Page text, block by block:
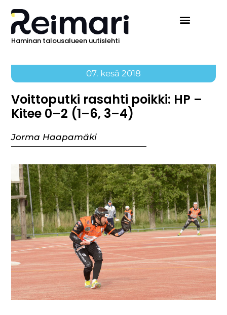
Haminan talousalueen uutislehti
07. kesä 2018
Voittoputki rasahti poikki: HP –
Kitee 0–2 (1–6, 3–4)
Jorma Haapamäki